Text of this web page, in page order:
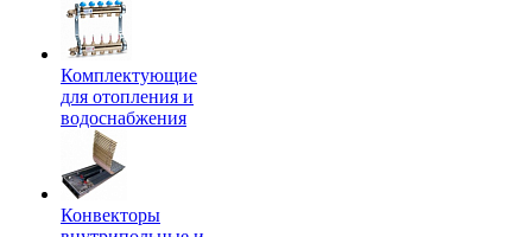
Комплектующие
для отопления и
водоснабжения
Конвекторы